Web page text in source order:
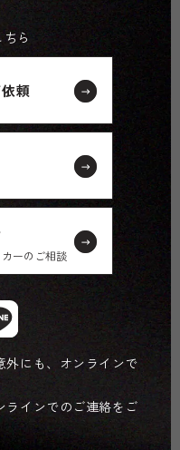
ら
頼
ーのご相談
外にも、オンラインで
ラインでのご連絡をご